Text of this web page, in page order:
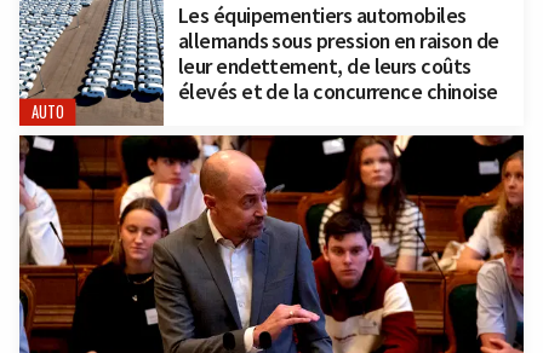
AUTO
Les équipementiers automobiles
allemands sous pression en raison de
leur endettement, de leurs coûts
élevés et de la concurrence chinoise